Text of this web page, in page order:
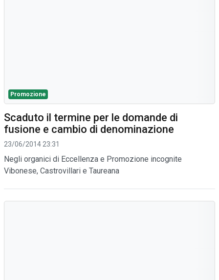
Promozione
Scaduto il termine per le domande di
fusione e cambio di denominazione
23/06/2014 23:31
Negli organici di Eccellenza e Promozione incognite
Vibonese, Castrovillari e Taureana